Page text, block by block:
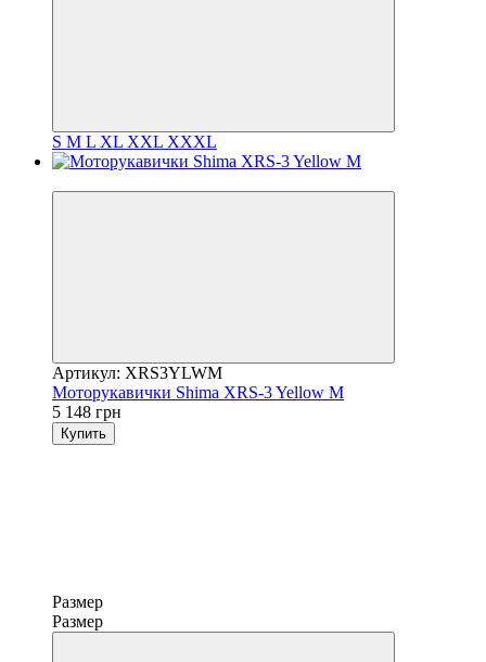
S M L XL XXL XXXL
Артикул: XRS3YLWM
Моторукавички Shima XRS-3 Yellow M
5 148 грн
Купить
Размер
Размер